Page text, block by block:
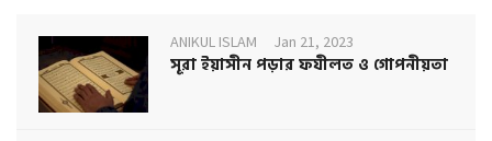
ANIKUL ISLAM Jan 21, 2023
সূরা ইয়াসীন পড়ার ফযীলত ও গোপনীয়তা